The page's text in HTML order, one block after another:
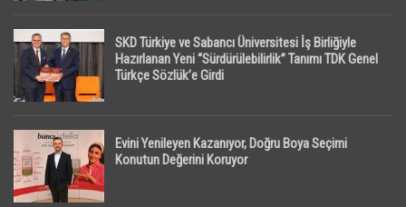
SKD Türkiye ve Sabancı Üniversitesi İş Birliğiyle
Hazırlanan Yeni “Sürdürülebilirlik” Tanımı TDK Genel
Türkçe Sözlük’e Girdi
Evini Yenileyen Kazanıyor, Doğru Boya Seçimi
Konutun Değerini Koruyor